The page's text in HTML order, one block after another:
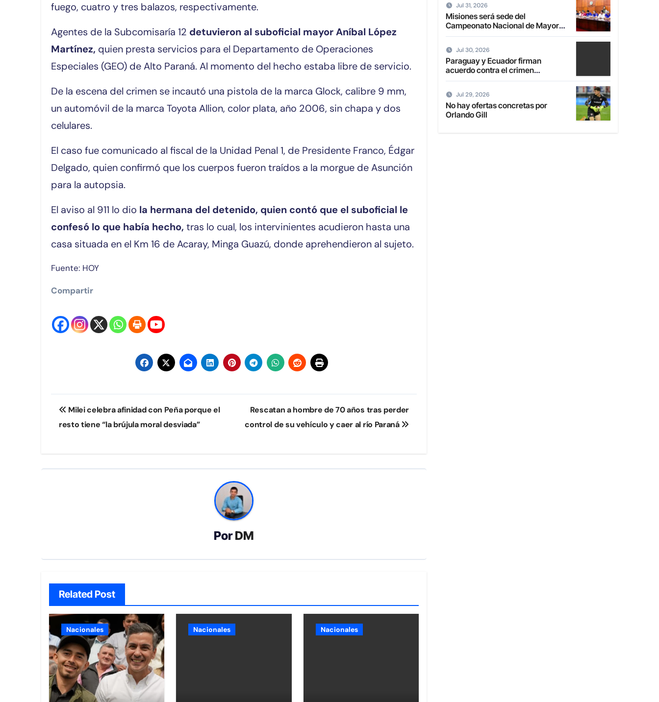
fuego, cuatro y tres balazos, respectivamente.
Agentes de la Subcomisaría 12 detuvieron al suboficial mayor Aníbal López
Martínez, quien presta servicios para el Departamento de Operaciones
Especiales (GEO) de Alto Paraná. Al momento del hecho estaba libre de servicio.
De la escena del crimen se incautó una pistola de la marca Glock, calibre 9 mm,
un automóvil de la marca Toyota Allion, color plata, año 2006, sin chapa y dos
celulares.
El caso fue comunicado al fiscal de la Unidad Penal 1, de Presidente Franco, Édgar
Delgado, quien confirmó que los cuerpos fueron traídos a la morgue de Asunción
para la autopsia.
El aviso al 911 lo dio la hermana del detenido, quien contó que el suboficial le
confesó lo que había hecho, tras lo cual, los intervinientes acudieron hasta una
casa situada en el Km 16 de Acaray, Minga Guazú, donde aprehendieron al sujeto.
Fuente: HOY
Compartir
Navegación
de
Milei celebra afinidad con Peña porque el
resto tiene “la brújula moral desviada”
Rescatan a hombre de 70 años tras perder
control de su vehículo y caer al río Paraná
PorDM
Related Post
Nacionales Nacionales Nacionales
Jul 31, 2026
Misiones será sede del
Campeonato Nacional de Mayores
de Fútbol de Salón 2027
Jul 30, 2026
Paraguay y Ecuador firman
acuerdo contra el crimen
organizado
Jul 29, 2026
No hay ofertas concretas por
Orlando Gill